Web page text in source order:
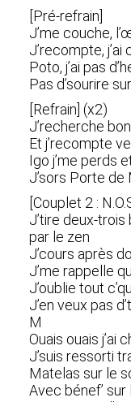
[Pré-refrain]
J’me couche,
J’recompte,
Poto, j’ai pas
Pas d’sourire
[Refrain] (x2)
J’recherche
Et j’recompte
Igo j’me perds
J’sors Porte de
[Couplet 2 :
J’tire deux-trois
par le zen
J’cours après
J’me rappelle
J’oublie tout
J’en veux pas
M
Ouais ouais j’ai
J’suis ressorti
Matelas sur le
Avec bénef’